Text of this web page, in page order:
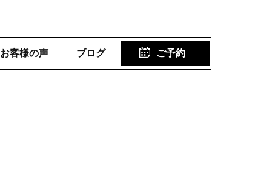
お客様の声 ブログ ご予約